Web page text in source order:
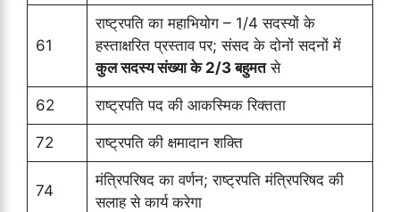
61
राष्ट्रपति का महाभियोग – 1/4 सदस्यों के
हस्ताक्षरित प्रस्ताव पर; संसद के दोनों सदनों में
कुल सदस्य संख्या के 2/3 बहुमतसे
62 राष्ट्रपति पद की आकस्मिक रिक्तता
72 राष्ट्रपति की क्षमादान शक्ति
74
मंत्रिपरिषद का वर्णन; राष्ट्रपति मंत्रिपरिषद की
सलाह से कार्य करेगा